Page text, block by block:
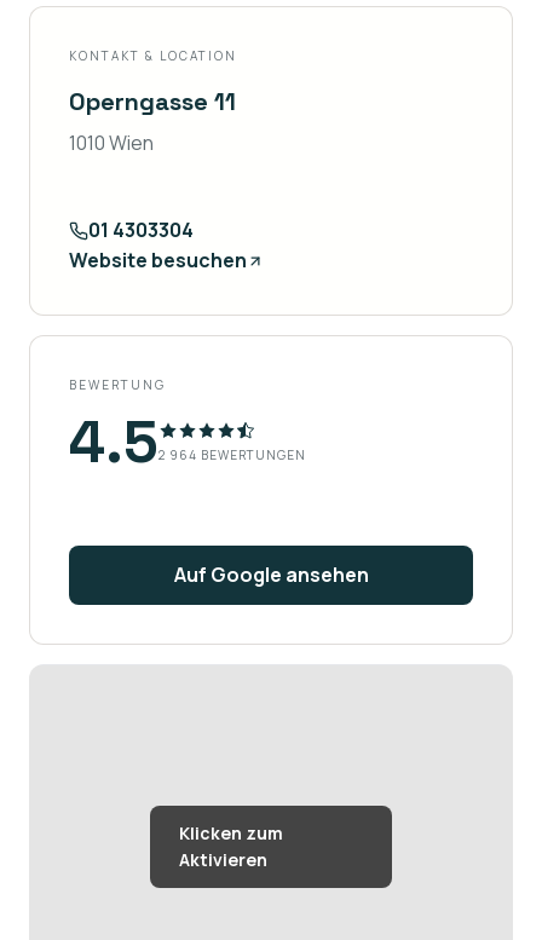
KONTAKT & LOCATION
Operngasse 11
1010 Wien
01 4303304
Website besuchen
BEWERTUNG
4.52 964 BEWERTUNGEN
Auf Google ansehen